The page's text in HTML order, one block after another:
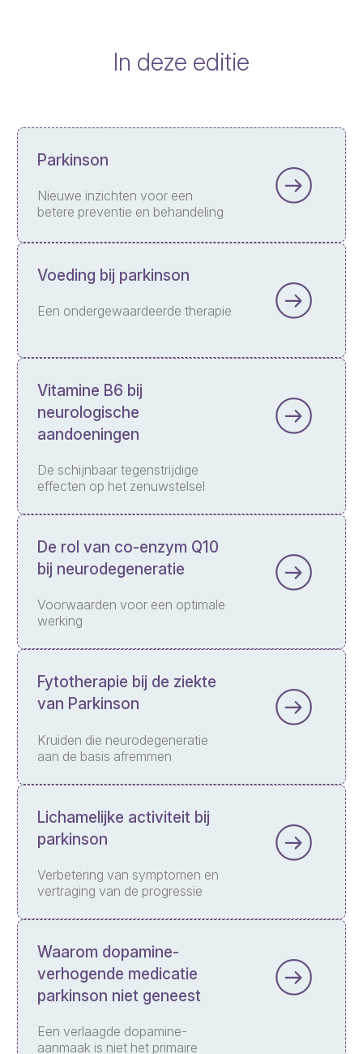
In deze editie
Parkinson
Nieuwe inzichten voor een
betere preventie en behandeling
Voeding bij parkinson
Een ondergewaardeerde therapie
Vitamine B6 bij
neurologische
aandoeningen
De schijnbaar tegenstrijdige
effecten op het zenuwstelsel
De rol van co-enzym Q10
bij neurodegeneratie
Voorwaarden voor een optimale
werking
Fytotherapie bij de ziekte
van Parkinson
Kruiden die neurodegeneratie
aan de basis afremmen
Lichamelijke activiteit bij
parkinson
Verbetering van symptomen en
vertraging van de progressie
Waarom dopamine-
verhogende medicatie
parkinson niet geneest
Een verlaagde dopamine-
aanmaak is niet het primaire